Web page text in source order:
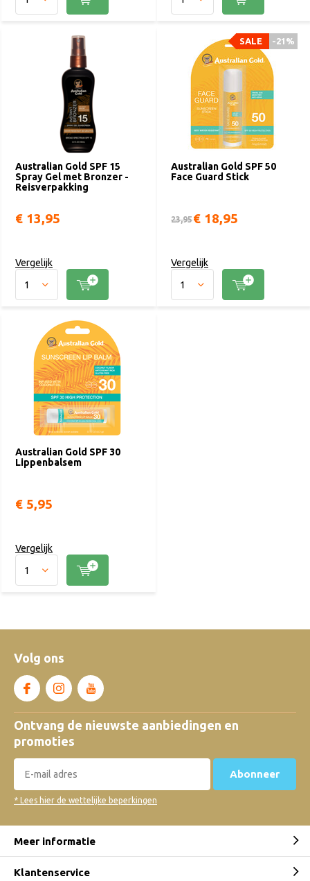
Australian Gold SPF 15
Spray Gel met Bronzer -
Reisverpakking
€ 13,95
Vergelijk
Australian Gold SPF 50
Face Guard Stick
-21%
SALE
23,95€ 18,95
Vergelijk
Australian Gold SPF 30
Lippenbalsem
€ 5,95
Vergelijk
Volg ons
Ontvang de nieuwste aanbiedingen en
promoties
Abonneer
* Lees hier de wettelijke beperkingen
Meer informatie
Klantenservice